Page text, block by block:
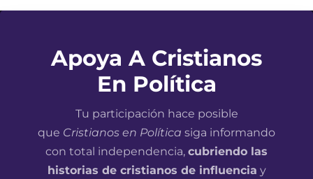
Apoya A Cristianos
En Política
Tu participación hace posible
que Cristianos en Política siga informando
con total independencia, cubriendo las
historias de cristianos de influencia y